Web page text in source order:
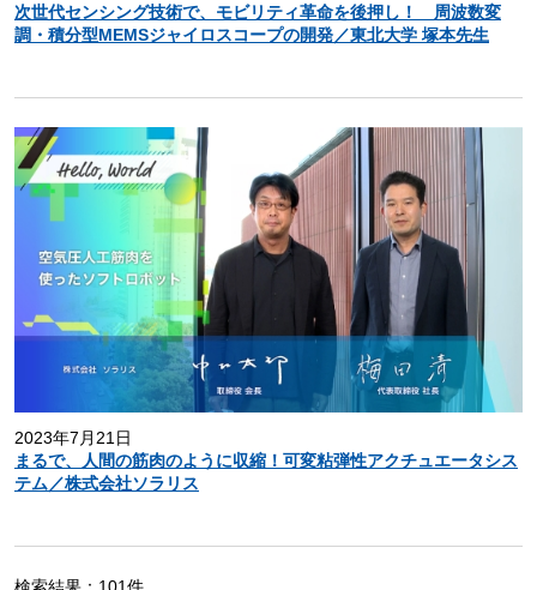
次世代センシング技術で、モビリティ革命を後押し！ 周波数変
調・積分型MEMSジャイロスコープの開発／東北大学 塚本先生
2023年7月21日
まるで、人間の筋肉のように収縮！可変粘弾性アクチュエータシス
テム／株式会社ソラリス